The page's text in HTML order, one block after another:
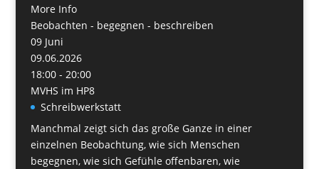
More Info
Beobachten - begegnen - beschreiben
09 Juni
09.06.2026
18:00 - 20:00
MVHS im HP8
Schreibwerkstatt
Manchmal zeigt sich das große Ganze in einer
einzelnen Beobachtung, wie sich Menschen
begegnen, wie sich Gefühle offenbaren, wie